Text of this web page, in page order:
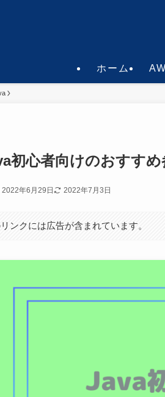
ホーム
初心者向けのおすすめ
2022年6月29日 2022年7月3日
ンクには広告が含まれています。